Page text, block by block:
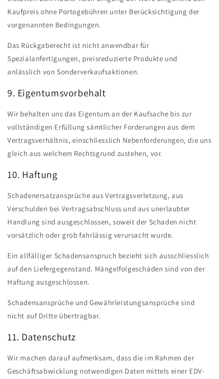
Kaufpreis ohne Portogebühren unter Berücksichtigung der
vorgenannten Bedingungen.
Das Rückgaberecht ist nicht anwendbar für
Spezialanfertigungen, preisreduzierte Produkte und
anlässlich von Sonderverkaufsaktionen.
9. Eigentumsvorbehalt
Wir behalten uns das Eigentum an der Kaufsache bis zur
vollständigen Erfüllung sämtlicher Forderungen aus dem
Vertragsverhältnis, einschliesslich Nebenforderungen, die uns
gleich aus welchem Rechtsgrund zustehen, vor.
10. Haftung
Schadenersatzansprüche aus Vertragsverletzung, aus
Verschulden bei Vertragsabschluss und aus unerlaubter
Handlung sind ausgeschlossen, soweit der Schaden nicht
vorsätzlich oder grob fahrlässig verursacht wurde.
Ein allfälliger Schadensanspruch bezieht sich ausschliesslich
auf den Liefergegenstand. Mängelfolgeschäden sind von der
Haftung ausgeschlossen.
Schadensansprüche und Gewährleistungsansprüche sind
nicht auf Dritte übertragbar.
11. Datenschutz
Wir machen darauf aufmerksam, dass die im Rahmen der
Geschäftsabwicklung notwendigen Daten mittels einer EDV-